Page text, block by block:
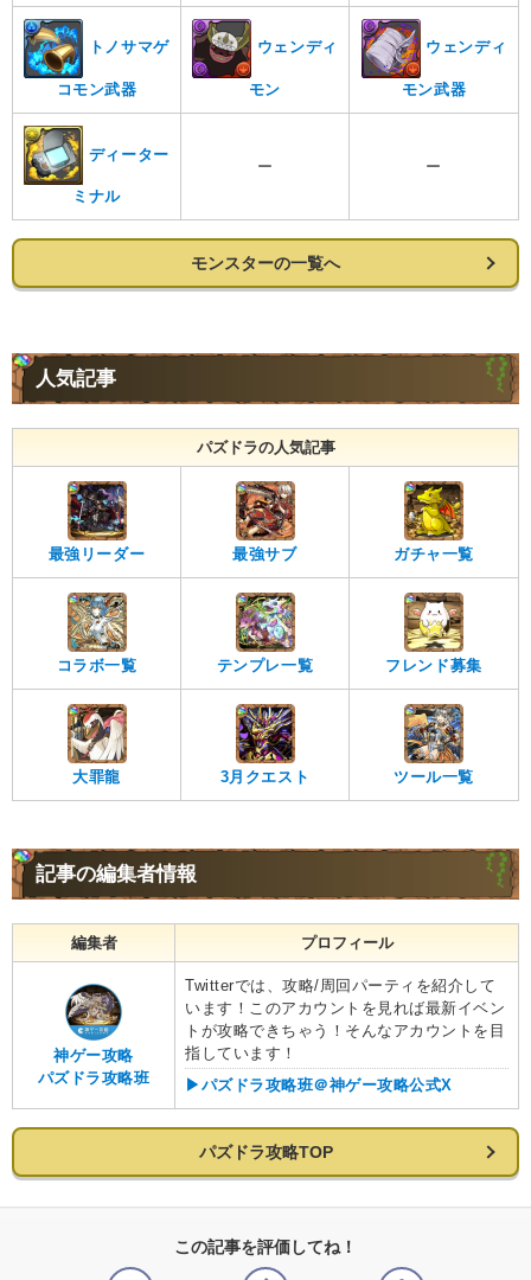
トノサマゲ
コモン武器
ウェンディ
モン
ウェンディ
モン武器
ディーター
ミナル
ー ー
モンスターの一覧へ
人気記事
パズドラの人気記事
最強リーダー 最強サブ ガチャ一覧
コラボ一覧 テンプレ一覧 フレンド募集
大罪龍 3月クエスト ツール一覧
記事の編集者情報
編集者 プロフィール
神ゲー攻略
パズドラ攻略班
Twitterでは、攻略/周回パーティを紹介して
います！このアカウントを見れば最新イベン
トが攻略できちゃう！そんなアカウントを目
指しています！
▶︎パズドラ攻略班＠神ゲー攻略公式X
パズドラ攻略TOP
この記事を評価してね！